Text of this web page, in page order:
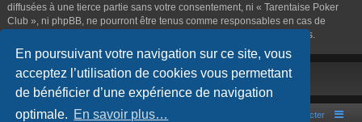
En poursuivant votre navigation sur ce site, vous
acceptez l’utilisation de cookies vous permettant
de bénéficier d’une expérience de navigation
optimale. En savoir plus…
diffusées à une tierce partie sans votre consentement, ni « Tarentaise Poker
Club », ni phpBB, ne pourront être tenus comme responsables en cas de
tentative de piratage informatique visant à compromettre vos données.
Portal Accueil du forum Nous contacter